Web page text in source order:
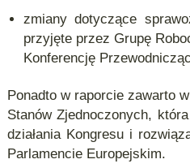
zmiany dotyczące
przyjęte przez Grupę
Konferencję
Ponadto w raporcie zawarto
Stanów Zjednoczonych,
działania Kongresu i
Parlamencie Europejskim.